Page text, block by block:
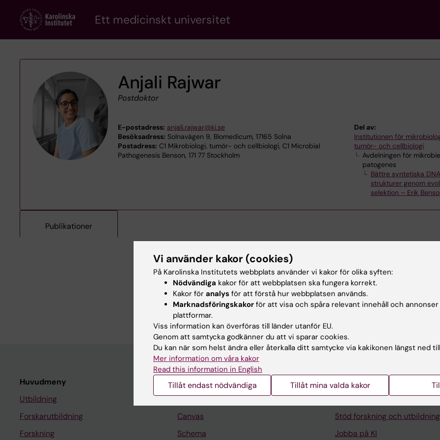
content
Ett medicinskt universitet
Anjali Rajwar
Postdoktor
E-postadress: anjali.rajwar@ki.se
Besöksadress: Solnavägen 9, Biomedicum, 17165 Solna
Postadress: C1 Mikrobiologi, tumör- och cellbiologi, C1 Microbial
Pathogenesis Benson, 171 77 Stockholm
Del av:
Institutionen för
tumör- och cellbiologi
Avdelningen för
patogenes
Bättre syntetiska DNA
strukturer genom
selektion – Erik
Publikationer
PREPRINT:BIORXIV.2025
cONcat: Computational reconstruction of concatenated fragments from long
Nanopore reads
Petri AJ; Nguyen MT-H; Rajwar A; Benson E; Sahlin K
Huvudmeny
Utbildning
Forskarutbildning
Forskning
Student
Ladok
Canvas
Schema
Kontakta och besök KI
Universitetsbiblioteket
Stöd forskning och utbildning
Jobba på KI
Vi använder kakor (cookies)
På Karolinska Institutets webbplats använder vi kakor för olika syften:
Nödvändiga kakor för att webbplatsen ska fungera korrekt.
Kakor för analys för att förstå hur webbplatsen används.
Marknadsföringskakor för att visa och spåra relevant innehåll och
plattformar.
Viss information kan överföras till länder utanför EU.
Genom att samtycka godkänner du att vi sparar cookies.
Du kan när som helst ändra eller återkalla ditt samtycke via kakikonen längst ned
Mer information om våra kakor
Read this information in English
Tillåt endast nödvändiga Tillåt mina valda kakor